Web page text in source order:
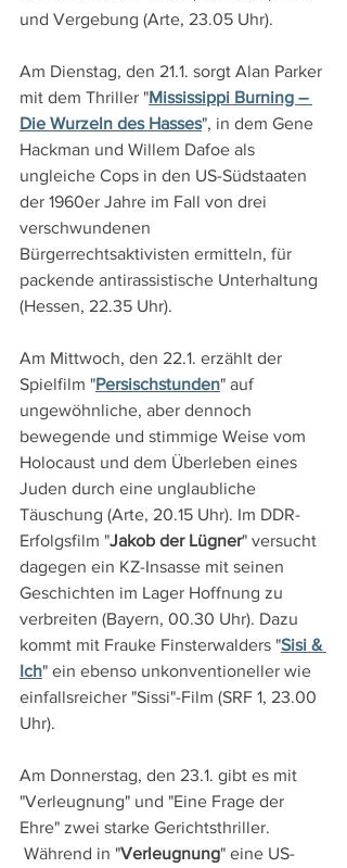
und Vergebung (Arte, 23.05 Uhr).
Am Dienstag, den 21.1. sorgt Alan Parker
mit dem Thriller "Mississippi Burning –
Die Wurzeln des Hasses", in dem Gene
Hackman und Willem Dafoe als
ungleiche Cops in den US-Südstaaten
der 1960er Jahre im Fall von drei
verschwundenen
Bürgerrechtsaktivisten ermitteln, für
packende antirassistische Unterhaltung
(Hessen, 22.35 Uhr).
Am Mittwoch, den 22.1. erzählt der
Spielfilm "Persischstunden" auf
ungewöhnliche, aber dennoch
bewegende und stimmige Weise vom
Holocaust und dem Überleben eines
Juden durch eine unglaubliche
Täuschung (Arte, 20.15 Uhr). Im DDR-
Erfolgsfilm "Jakob der Lügner" versucht
dagegen ein KZ-Insasse mit seinen
Geschichten im Lager Hoffnung zu
verbreiten (Bayern, 00.30 Uhr). Dazu
kommt mit Frauke Finsterwalders "Sisi &
Ich" ein ebenso unkonventioneller wie
einfallsreicher "Sissi"-Film (SRF 1, 23.00
Uhr).
Am Donnerstag, den 23.1. gibt es mit
"Verleugnung" und "Eine Frage der
Ehre" zwei starke Gerichtsthriller.
Während in "Verleugnung" eine US-